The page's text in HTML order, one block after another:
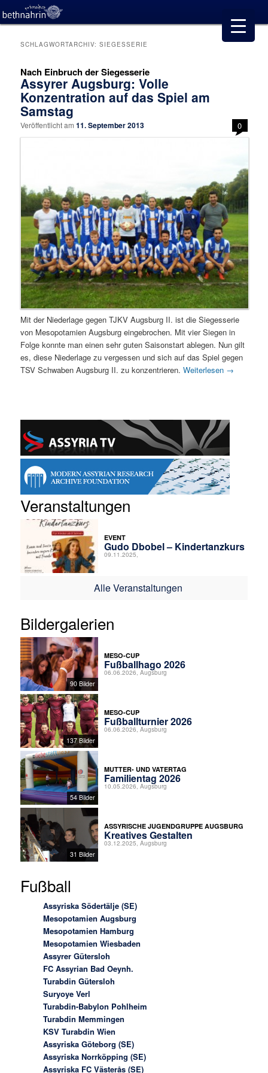
SCHLAGWORTARCHIV:SIEGESSERIE
Nach Einbruch der Siegesserie
Assyrer Augsburg: Volle
Konzentration auf das Spiel am
Samstag
Veröffentlicht am11. September 2013 0
Mit der Niederlage gegen TJKV Augsburg II. ist die Siegesserie
von Mesopotamien Augsburg eingebrochen. Mit vier Siegen in
Folge konnte man einen sehr guten Saisonstart ablegen. Nun gilt
es, diese Niederlage zu vergessen und sich auf das Spiel gegen
TSV Schwaben Augsburg II. zu konzentrieren.Weiterlesen →
Veranstaltungen
EVENT
Gudo Dbobel – Kindertanzkurs
09.11.2025,
Alle Veranstaltungen
Bildergalerien
90 Bilder
MESO-CUP
Fußballhago 2026
06.06.2026, Augsburg
137 Bilder
MESO-CUP
Fußballturnier 2026
06.06.2026, Augsburg
54 Bilder
MUTTER- UND VATERTAG
Familientag 2026
10.05.2026, Augsburg
31 Bilder
ASSYRISCHE JUGENDGRUPPE AUGSBURG
Kreatives Gestalten
03.12.2025, Augsburg
Fußball
Assyriska Södertälje (SE)
Mesopotamien Augsburg
Mesopotamien Hamburg
Mesopotamien Wiesbaden
Assyrer Gütersloh
FC Assyrian Bad Oeynh.
Turabdin Gütersloh
Suryoye Verl
Turabdin-Babylon Pohlheim
Turabdin Memmingen
KSV Turabdin Wien
Assyriska Göteborg (SE)
Assyriska Norrköpping (SE)
Assyriska FC Västerås (SE)